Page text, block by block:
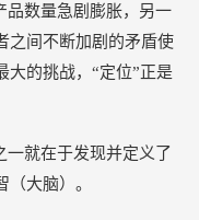
品数量急剧膨胀，另一
之间不断加剧的矛盾使
大的挑战，“定位”正是
一就在于发现并定义了
大脑）。